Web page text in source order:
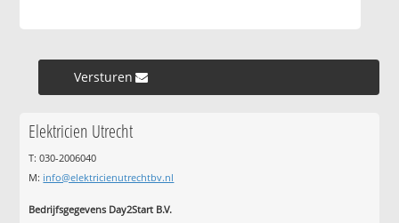
Versturen »
Elektricien Utrecht
T: 030-2006040
M: info@elektricienutrechtbv.nl
Bedrijfsgegevens Day2Start B.V.